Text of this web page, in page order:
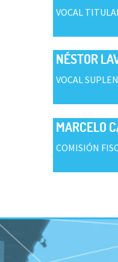
VOCAL
NÉSTOR
VOCAL
MARCELO
COMISIÓN